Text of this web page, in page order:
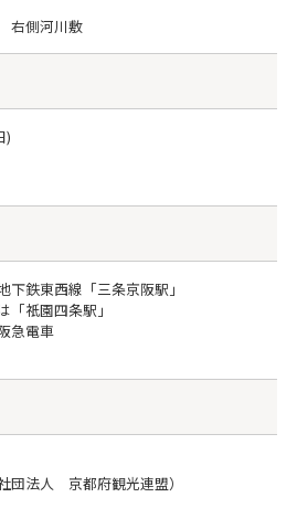
右側河川敷
)
鉄東西線「三条京阪駅」
「祇󠄀園四条駅」
急電車
団法人 京都府観光連盟）